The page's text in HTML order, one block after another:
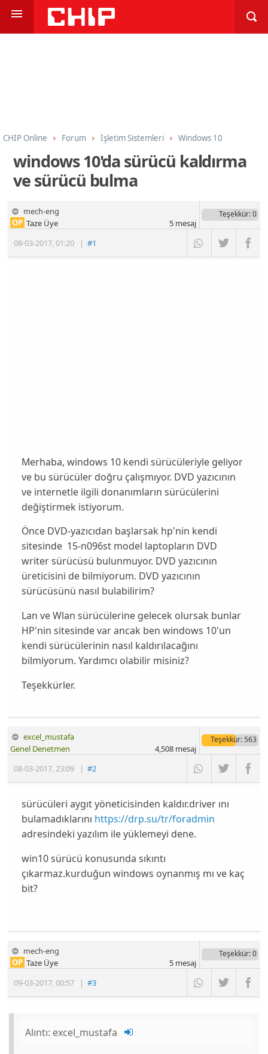
CHIP Online Forum İşletim Sistemleri Windows 10
windows 10'da sürücü kaldırma
ve sürücü bulma
mech-eng
08-03-2017,01:20 |#1
OP Taze Üye
Teşekkür: 0
5mesaj
Merhaba, windows 10 kendi sürücüleriyle geliyor
ve bu sürücüler doğru çalışmıyor. DVD yazıcının
ve internetle ilgili donanımların sürücülerini
değiştirmek istiyorum.
Önce DVD-yazıcıdan başlarsak hp'nin kendi
sitesinde 15-n096st model laptopların DVD
writer sürücüsü bulunmuyor. DVD yazıcının
üreticisini de bilmiyorum. DVD yazıcının
sürücüsünü nasıl bulabilirim?
Lan ve Wlan sürücülerine gelecek olursak bunlar
HP'nin sitesinde var ancak ben windows 10'un
kendi sürücülerinin nasıl kaldırılacağını
bilmiyorum. Yardımcı olabilir misiniz?
Teşekkürler.
excel_mustafa
08-03-2017,23:09 |#2
Genel Denetmen
Teşekkür: 563
4,508mesaj
sürücüleri aygıt yöneticisinden kaldır.driver ını
bulamadıklarını https://drp.su/tr/foradmin
adresindeki yazılım ile yüklemeyi dene.
win10 sürücü konusunda sıkıntı
çıkarmaz.kurduğun windows oynanmış mı ve kaç
bit?
mech-eng
09-03-2017,00:57 |#3
OP Taze Üye
Teşekkür: 0
5mesaj
Alıntı: excel_mustafa